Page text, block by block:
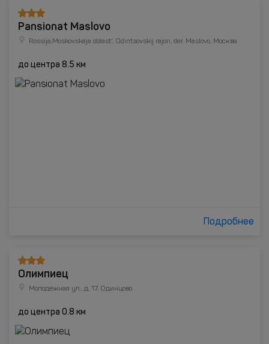
Pansionat Maslovo
Rossija,Moskovskaja oblast', Odintsovskij rajon, der. Maslovo, Москва
до центра 8.5 км
Подробнее
Олимпиец
Молодежная ул., д. 17, Одинцово
до центра 0.8 км